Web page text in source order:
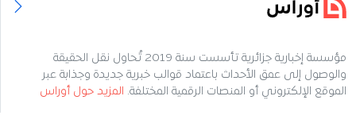
مؤسسة إخبارية جزائرية تأسست سنة 2019 تُحاول نقل الحقيقة
والوصول إلى عمق الأحداث باعتماد قوالب خبرية جديدة وجذابة عبر
الموقع الإلكتروني أو المنصات الرقمية المختلفة. المزيد حول أوراس